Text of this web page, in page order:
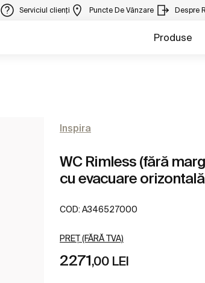
Serviciul clienți Puncte De Vânzare Despre
Produse
Inspira
WC Rimless (fără
cu evacuare orizontală
COD: A346527000
PREȚ (FĂRĂ TVA)
2271,00 LEI